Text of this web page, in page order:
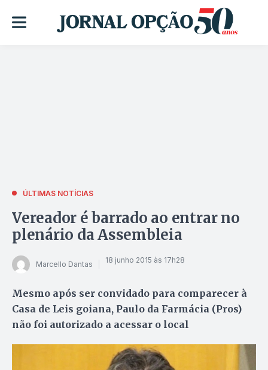
ÚLTIMAS NOTÍCIAS
Vereador é barrado ao entrar no
plenário da Assembleia
Marcello Dantas 18 junho 2015 às 17h28
Mesmo após ser convidado para comparecer à
Casa de Leis goiana, Paulo da Farmácia (Pros)
não foi autorizado a acessar o local